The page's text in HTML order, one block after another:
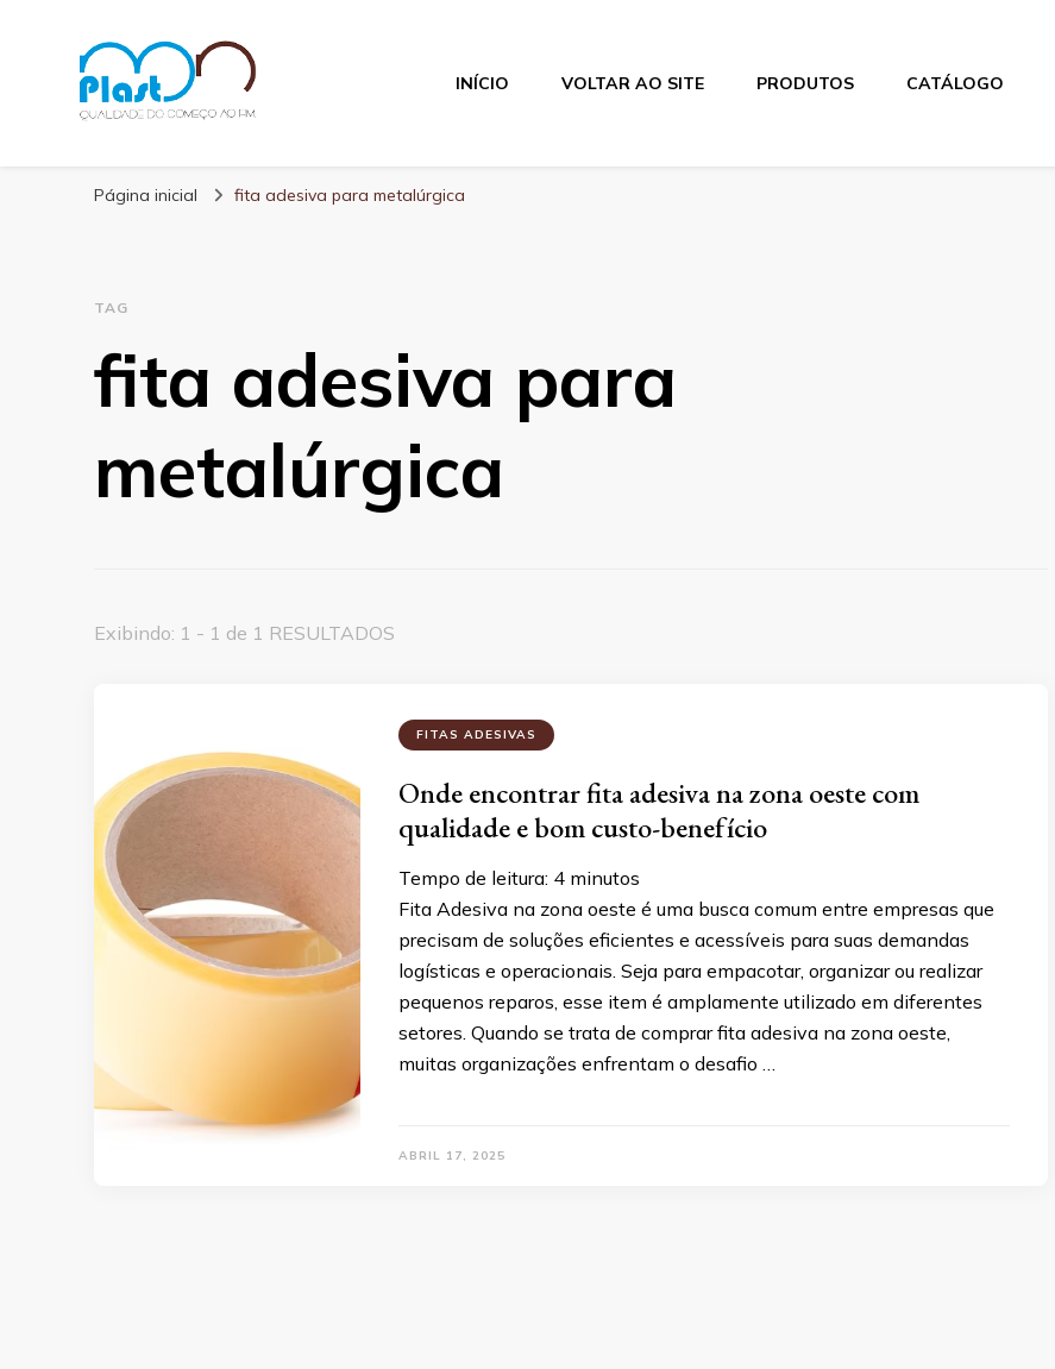
MN Plast
INÍCIO VOLTAR AO SITE PRODUTOS CATÁLOGO
Página inicial fita adesiva para metalúrgica
TAG
fita adesiva para
metalúrgica
Exibindo: 1 - 1 de 1 RESULTADOS
FITAS ADESIVAS
Onde encontrar fita adesiva na zona oeste com
qualidade e bom custo-benefício
Tempo de leitura: 4 minutos
Fita Adesiva na zona oeste é uma busca comum entre empresas que
precisam de soluções eficientes e acessíveis para suas demandas
logísticas e operacionais. Seja para empacotar, organizar ou realizar
pequenos reparos, esse item é amplamente utilizado em diferentes
setores. Quando se trata de comprar fita adesiva na zona oeste,
muitas organizações enfrentam o desafio …
ABRIL 17, 2025